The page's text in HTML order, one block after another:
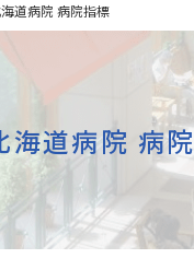
道病院 病院指標
海道病院 病